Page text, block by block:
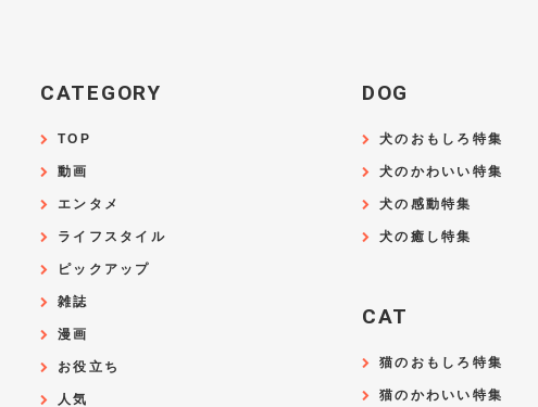
CATEGORY
TOP
動画
エンタメ
ライフスタイル
ピックアップ
雑誌
漫画
お役立ち
人気
DOG
犬のおもしろ特集
犬のかわいい特集
犬の感動特集
犬の癒し特集
CAT
猫のおもしろ特集
猫のかわいい特集